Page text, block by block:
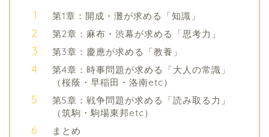
第1章：開成・灘が求める「知識」
第2章：麻布・渋幕が求める「思考力」
第3章：慶應が求める「教養」
第4章：時事問題が求める「大人の常識」
（桜蔭・早稲田・洛南etc）
第5章：戦争問題が求める「読み取る力」
（筑駒・駒場東邦etc）
まとめ